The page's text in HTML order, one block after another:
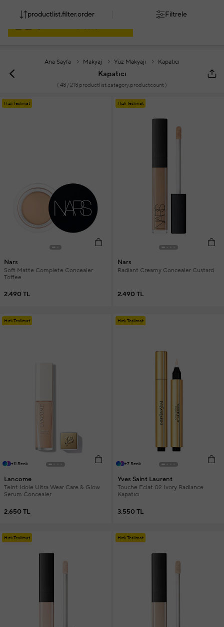
Ana Sayfa Makyaj Yüz Makyajı Kapatıcı
Kapatıcı
( 48/ 218 productlist.category.productcount )
productlist.filter.order Filtrele
Hızlı Teslimat
Nars
Soft Matte Complete Concealer
Toffee
2.490 TL
Hızlı Teslimat
Nars
Radiant Creamy Concealer Custard
2.490 TL
Hızlı Teslimat
+11 Renk
Lancome
Teint Idole Ultra Wear Care & Glow
Serum Concealer
2.650 TL
Hızlı Teslimat
+7 Renk
Yves Saint Laurent
Touche Eclat 02 Ivory Radiance
Kapatıcı
3.550 TL
Hızlı Teslimat Hızlı Teslimat